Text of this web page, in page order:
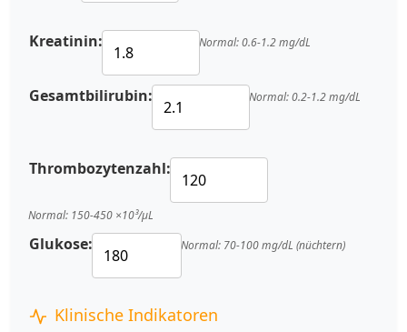
Kreatinin: Normal: 0.6-1.2 mg/dL
Gesamtbilirubin: Normal: 0.2-1.2 mg/dL
Thrombozytenzahl:
Normal: 150-450 ×10³/μL
Glukose: Normal: 70-100 mg/dL (nüchtern)
Klinische Indikatoren